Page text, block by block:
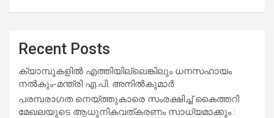
Recent Posts
ക്യാമ്പുകളിൽ എത്തിയില്ലെങ്കിലും ധനസഹായം
നൽകും-മന്ത്രി എ.പി. അനിൽകുമാർ
പരമ്പരാഗത നെയ്ത്തുകാരെ സംരക്ഷിച്ച് കൈത്തറി
മേഖലയുടെ ആധുനികവത്കരണം സാധ്യമാക്കും :